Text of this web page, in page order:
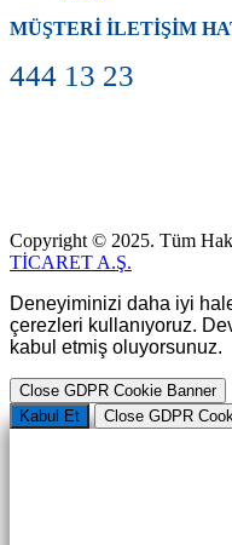
MÜŞTERİ İLETİŞİM
444 13 23
Copyright © 2025. Tüm
TİCARET A.Ş.
Deneyiminizi daha iyi
çerezleri kullanıyoruz.
kabul etmiş oluyorsunuz.
Close GDPR Cookie Banner
Kabul Et
Close GDPR